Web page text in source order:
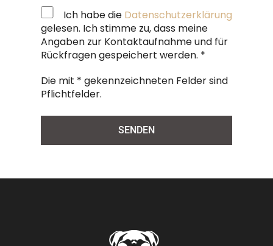
Ich habe die Datenschutzerklärung
gelesen. Ich stimme zu, dass meine
Angaben zur Kontaktaufnahme und für
Rückfragen gespeichert werden. *
Die mit * gekennzeichneten Felder sind
Pflichtfelder.